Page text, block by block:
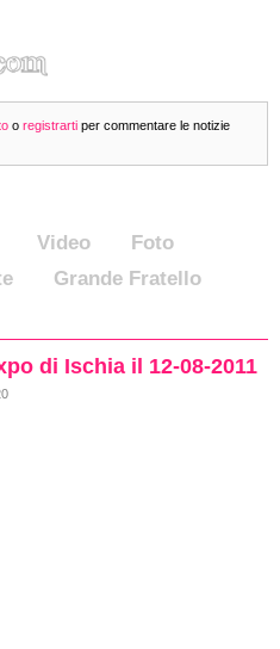
o registrarti per commentare le notizie
Video
Foto
Grande Fratello
di Ischia il 12-08-2011